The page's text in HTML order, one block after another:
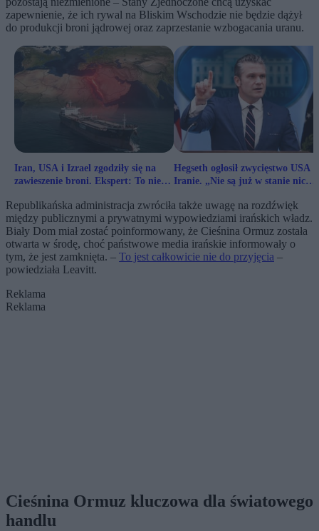
zapewnienie, że ich rywal na Bliskim Wschodzie nie będzie dążył
do produkcji broni jądrowej oraz zaprzestanie wzbogacania uranu.
Iran, USA i Izrael zgodziły się na
zawieszenie broni. Ekspert: To nie
Hegseth ogłosił zwycięstwo USA
Iranie. „Nie są już w stanie nic
Republikańska administracja zwróciła także uwagę na rozdźwięk
między publicznymi a prywatnymi wypowiedziami irańskich władz.
Biały Dom miał zostać poinformowany, że Cieśnina Ormuz została
otwarta w środę, choć państwowe media irańskie informowały o
tym, że jest zamknięta. – To jest całkowicie nie do przyjęcia –
powiedziała Leavitt.
Reklama
Reklama
Cieśnina Ormuz kluczowa dla światowego
handlu